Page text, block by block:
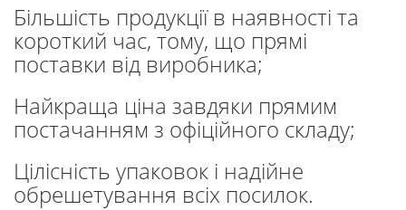
Більшість продукції в наявності та
короткий час, тому, що прямі
поставки від виробника;
Найкраща ціна завдяки прямим
постачанням з офіційного складу;
Цілісність упаковок і надійне
обрешетування всіх посилок.